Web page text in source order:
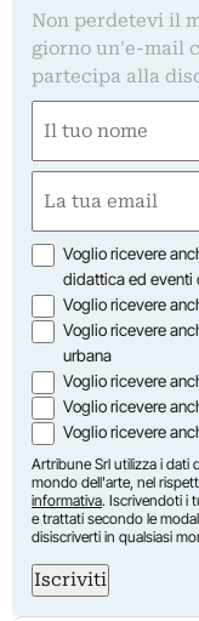
Non perdetevi il
giorno un'e-mail
partecipa alla
(Required)
First
(Required)
Opzioni
Voglio ricevere
didattica ed eventi
Voglio ricevere
Voglio ricevere
urbana
Voglio ricevere
Voglio ricevere
Voglio ricevere
Artribune Srl utilizza i dati
mondo dell'arte, nel
informativa. Iscrivendoti i
e trattati secondo le
disiscriverti in qualsiasi
Iscriviti